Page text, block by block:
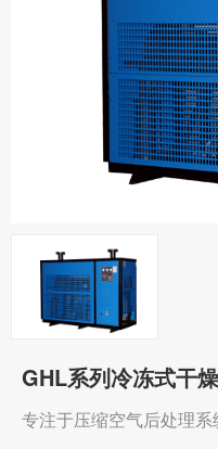
GHL系列冷冻式干
专注于压缩空气后处理